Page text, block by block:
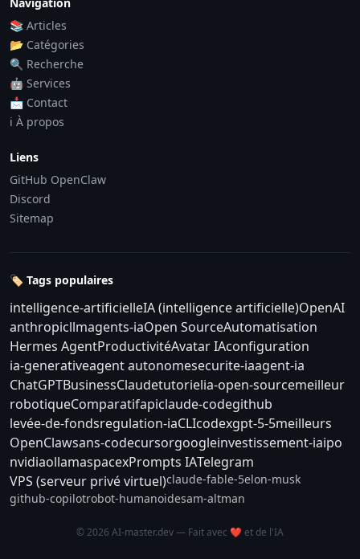
📚 Articles
📂 Catégories
🔍 Recherche
🤖 Services
📩 Contact
ℹ️ À propos
Liens
GitHub OpenClaw
Discord
Sitemap
🏷️ Tags populaires
intelligence-artificielleIA (intelligence artificielle)OpenAI
anthropicllmagents-iaOpen SourceAutomatisation
Hermes AgentProductivitéAvatar IAconfiguration
ia-generativeagent autonomesecurite-iaagent-ia
ChatGPTBusinessClaudetutorielia-open-sourcemeilleur
robotiqueComparatifapiclaude-codegithub
levée-de-fondsregulation-iaCLIcodexgpt-5-5meilleurs
OpenClawsans-codecursorgoogleinvestissement-iaipo
nvidiaollamaspacexPrompts IATelegram
VPS (serveur privé virtuel)claude-fable-5elon-musk
github-copilotrobot-humanoidesam-altman
© 2026 AI-master.dev — Fait avec ❤️ et de l'IA